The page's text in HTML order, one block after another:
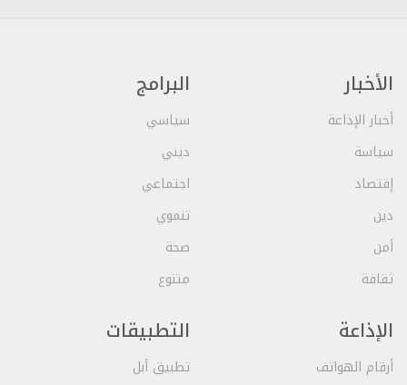
الأخبار
أخبار الإذاعة
سياسة
إقتصاد
دين
أمن
ثقافة
البرامج
سياسي
ديني
اجتماعي
تنموي
صحة
متنوع
الإذاعة
أرقام الهواتف
التطبيقات
تطبيق أبل